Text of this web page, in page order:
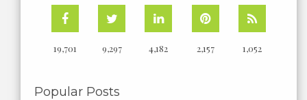
19,701 9,297 4,182 2,157 1,052
Popular Posts